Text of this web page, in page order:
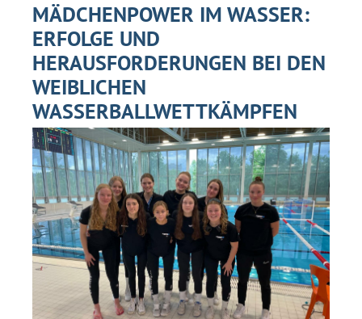
MÄDCHENPOWER IM WASSER:
ERFOLGE UND
HERAUSFORDERUNGEN BEI DEN
WEIBLICHEN
WASSERBALLWETTKÄMPFEN